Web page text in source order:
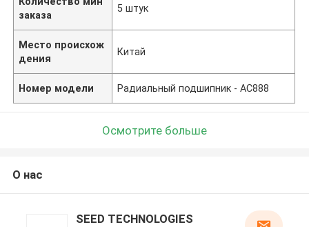
заказа
5 штук
Место происхож
дения
Китай
Номер модели Радиальный подшипник - АС888
Осмотрите больше
О нас
SEED TECHNOLOGIES